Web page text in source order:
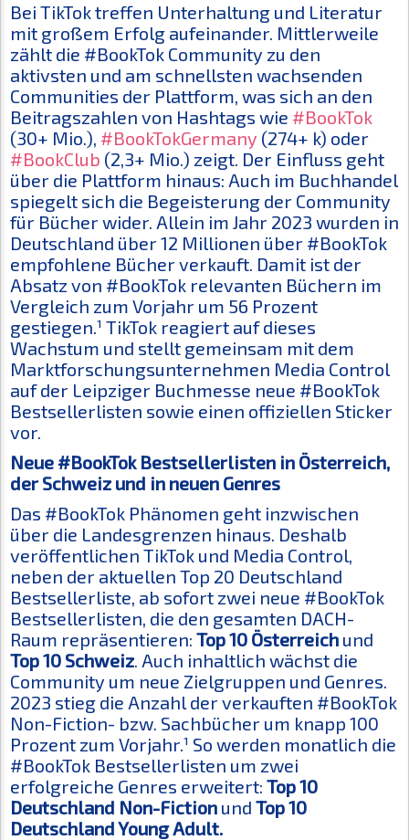
Bei TikTok treffen Unterhaltung und Literatur
mit großem Erfolg aufeinander. Mittlerweile
zählt die #BookTok Community zu den
aktivsten und am schnellsten wachsenden
Communities der Plattform, was sich an den
Beitragszahlen von Hashtags wie #BookTok
(30+ Mio.), #BookTokGermany (274+ k) oder
#BookClub (2,3+ Mio.) zeigt. Der Einfluss geht
über die Plattform hinaus: Auch im Buchhandel
spiegelt sich die Begeisterung der Community
für Bücher wider. Allein im Jahr 2023 wurden in
Deutschland über 12 Millionen über #BookTok
empfohlene Bücher verkauft. Damit ist der
Absatz von #BookTok relevanten Büchern im
Vergleich zum Vorjahr um 56 Prozent
gestiegen.¹ TikTok reagiert auf dieses
Wachstum und stellt gemeinsam mit dem
Marktforschungsunternehmen Media Control
auf der Leipziger Buchmesse neue #BookTok
Bestsellerlisten sowie einen offiziellen Sticker
vor.
Neue #BookTok Bestsellerlisten in Österreich,
der Schweiz und in neuen Genres
Das #BookTok Phänomen geht inzwischen
über die Landesgrenzen hinaus. Deshalb
veröffentlichen TikTok und Media Control,
neben der aktuellen Top 20 Deutschland
Bestsellerliste, ab sofort zwei neue #BookTok
Bestsellerlisten, die den gesamten DACH-
Raum repräsentieren: Top 10 Österreich und
Top 10 Schweiz. Auch inhaltlich wächst die
Community um neue Zielgruppen und Genres.
2023 stieg die Anzahl der verkauften #BookTok
Non-Fiction- bzw. Sachbücher um knapp 100
Prozent zum Vorjahr.¹ So werden monatlich die
#BookTok Bestsellerlisten um zwei
erfolgreiche Genres erweitert: Top 10
Deutschland Non-Fiction und Top 10
Deutschland Young Adult.